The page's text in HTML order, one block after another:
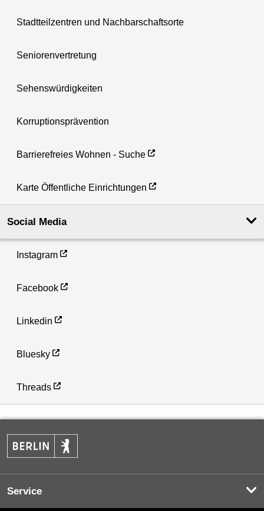
Stadtteilzentren und Nachbarschaftsorte
Seniorenvertretung
Sehenswürdigkeiten
Korruptionsprävention
Barrierefreies Wohnen - Suche
Karte Öffentliche Einrichtungen
Social Media
Instagram
Facebook
Linkedin
Bluesky
Threads
Service